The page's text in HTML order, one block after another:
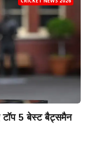
टॉप 5 बेस्ट बैट्समैन